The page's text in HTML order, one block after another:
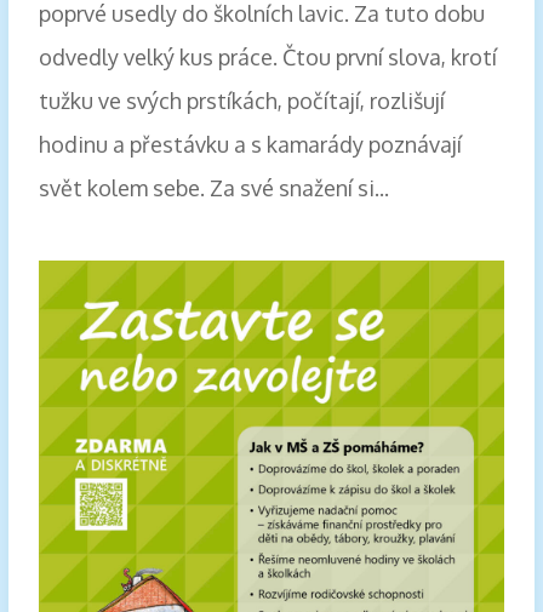
poprvé usedly do školních lavic. Za tuto dobu
odvedly velký kus práce. Čtou první slova, krotí
tužku ve svých prstíkách, počítají, rozlišují
hodinu a přestávku a s kamarády poznávají
svět kolem sebe. Za své snažení si...